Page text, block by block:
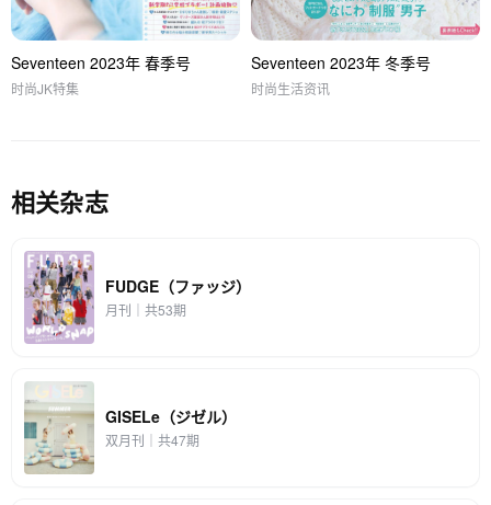
Seventeen 2023年 春季号
时尚JK特集
Seventeen 2023年 冬季号
时尚生活资讯
相关杂志
FUDGE（ファッジ）
月刊｜共53期
GISELe（ジゼル）
双月刊｜共47期